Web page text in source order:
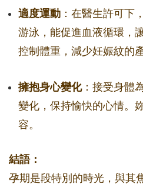
適度運動 ：在醫生許可下
游泳，能促進血液循環，
控制體重，減少妊娠紋的產
擁抱身心變化：接受身體
變化，保持愉快的心情。
容。
結語：
孕期是段特別的時光，與其